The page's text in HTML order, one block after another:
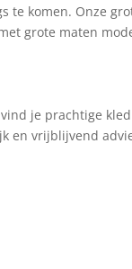
te komen. Onze
grote maten
je prachtige
en vrijblijvend